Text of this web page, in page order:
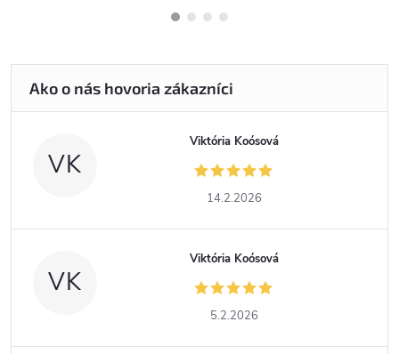
VK
Viktória Koósová
14.2.2026
VK
Viktória Koósová
5.2.2026